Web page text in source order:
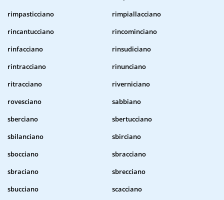
rimpasticciano
rimpiallacciano
rincantucciano
rincominciano
rinfacciano
rinsudiciano
rintracciano
rinunciano
ritracciano
riverniciano
rovesciano
sabbiano
sberciano
sbertucciano
sbilanciano
sbirciano
sbocciano
sbracciano
sbraciano
sbrecciano
sbucciano
scacciano